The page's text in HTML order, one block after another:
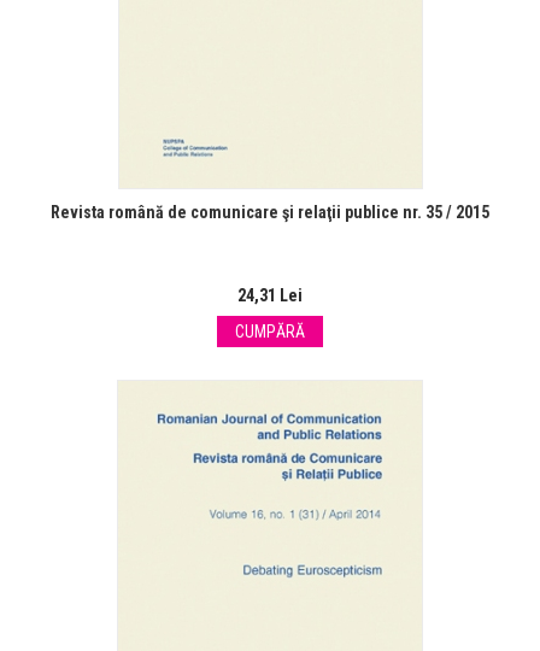
Revista română de comunicare şi relaţii publice nr. 35 / 2015
24,31 Lei
CUMPĂRĂ